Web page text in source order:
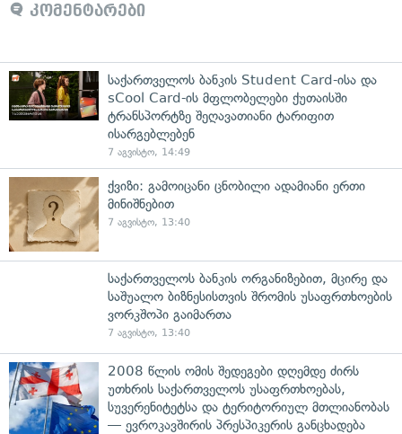
კომენტარები
საქართველოს ბანკის Student Card-ისა და
sCool Card-ის მფლობელები ქუთაისში
ტრანსპორტზე შეღავათიანი ტარიფით
ისარგებლებენ
7 აგვისტო, 14:49
ქვიზი: გამოიცანი ცნობილი ადამიანი ერთი
მინიშნებით
7 აგვისტო, 13:40
საქართველოს ბანკის ორგანიზებით, მცირე და
საშუალო ბიზნესისთვის შრომის უსაფრთხოების
ვორკშოპი გაიმართა
7 აგვისტო, 13:40
2008 წლის ომის შედეგები დღემდე ძირს
უთხრის საქართველოს უსაფრთხოებას,
სუვერენიტეტსა და ტერიტორიულ მთლიანობას
— ევროკავშირის პრესპიკერის განცხადება